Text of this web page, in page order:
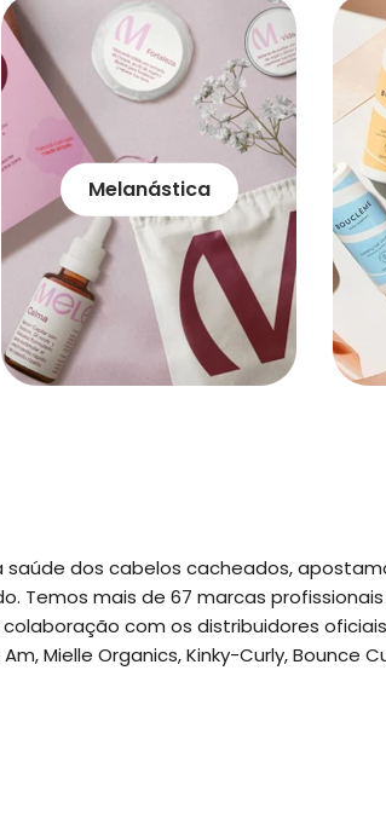
Melanástica
dos cabelos cacheados,
Temos mais de 67 marcas
com os distribuidores
Mielle Organics, Kinky-Curly, Bounce